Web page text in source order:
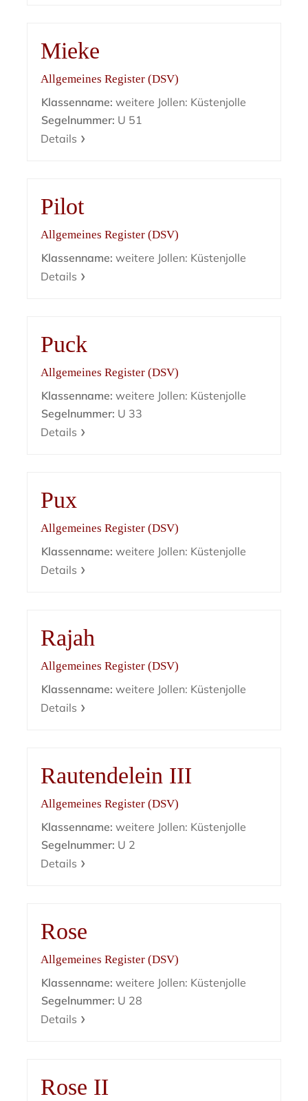
Mieke
Allgemeines Register (DSV)
Klassenname: weitere Jollen: Küstenjolle
Segelnummer: U 51
Details
Pilot
Allgemeines Register (DSV)
Klassenname: weitere Jollen: Küstenjolle
Details
Puck
Allgemeines Register (DSV)
Klassenname: weitere Jollen: Küstenjolle
Segelnummer: U 33
Details
Pux
Allgemeines Register (DSV)
Klassenname: weitere Jollen: Küstenjolle
Details
Rajah
Allgemeines Register (DSV)
Klassenname: weitere Jollen: Küstenjolle
Details
Rautendelein III
Allgemeines Register (DSV)
Klassenname: weitere Jollen: Küstenjolle
Segelnummer: U 2
Details
Rose
Allgemeines Register (DSV)
Klassenname: weitere Jollen: Küstenjolle
Segelnummer: U 28
Details
Rose II